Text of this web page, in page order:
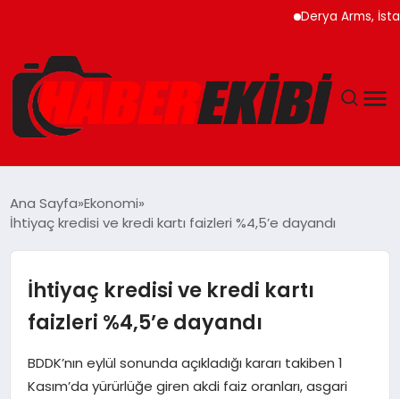
Derya Arms, İstanbul
GÜNCEL
EĞITIM
EKONOMI
Ana Sayfa Ekonomi
İhtiyaç kredisi ve kredi kartı faizleri %4,5’e dayandı
İhtiyaç kredisi ve kredi kartı
faizleri %4,5’e dayandı
BDDK’nın eylül sonunda açıkladığı kararı takiben 1
Kasım’da yürürlüğe giren akdi faiz oranları, asgari